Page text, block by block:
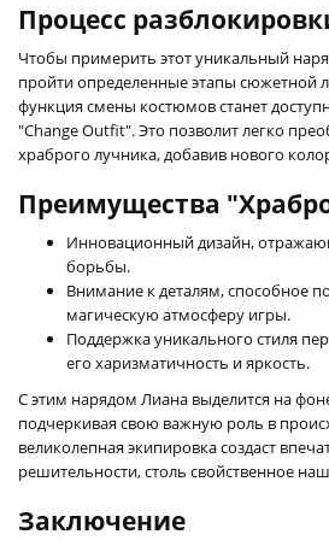
Процесс
Чтобы примерить этот уникальный
пройти определенные этапы сюжетной
функция смены костюмов станет
"Change Outfit". Это позволит легко
храброго лучника, добавив нового
Преимущества
Инновационный дизайн,
борьбы.
Внимание к деталям, способное
магическую атмосферу игры.
Поддержка уникального стиля
его харизматичность и яркость.
С этим нарядом Лиана выделится на
подчеркивая свою важную роль в
великолепная экипировка создаст
решительности, столь свойственное
Заключение